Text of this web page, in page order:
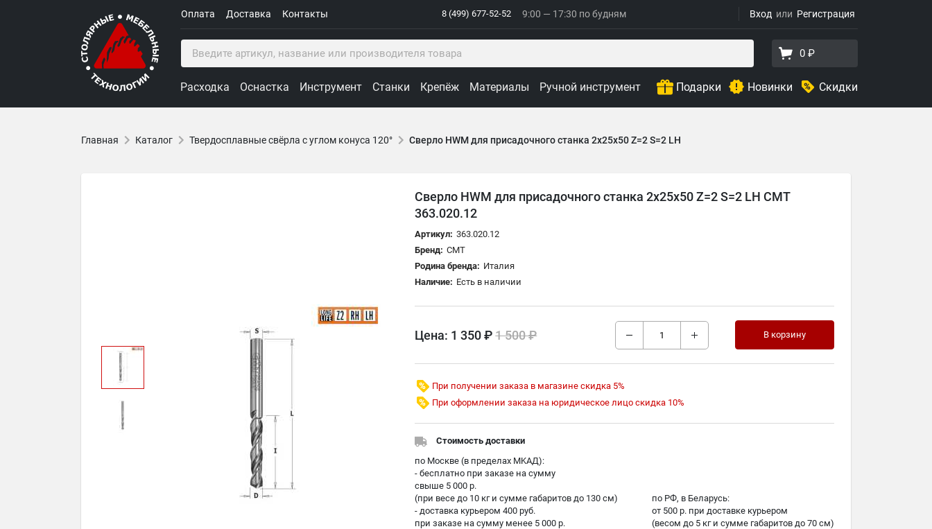
Оплата Доставка Контакты Вход Регистрация
8 (499) 677-52-52 9:00 — 17:30 по будням
0 ₽
Расходка Оснастка Инструмент Станки Крепёж Материалы Ручной инструмент Подарки Новинки Скидки
Главная Каталог Твердосплавные свёрла с углом конуса 120° Сверло HWM для присадочного станка 2x25x50 Z=2 S=2 LH
Сверло HWM для присадочного станка 2x25x50 Z=2 S=2 LH CMT
363.020.12
Артикул: 363.020.12
Бренд: CMT
Родина бренда: Италия
Наличие: Есть в наличии
Цена: 1 350 ₽1 500 ₽ В корзину
При получении заказа в магазине скидка 5%
При оформлении заказа на юридическое лицо скидка 10%
Стоимость доставки
по Москве (в пределах МKAД):
- бесплатно при заказе на сумму
свыше 5 000 р.
(при весе до 10 кг и сумме габаритов до 130 см)
- доставка курьером 400 руб.
при заказе на сумму менее 5 000 р.
по РФ, в Беларусь:
от 500 р. при доставке курьером
(весом до 5 кг и сумме габаритов до 70 см)